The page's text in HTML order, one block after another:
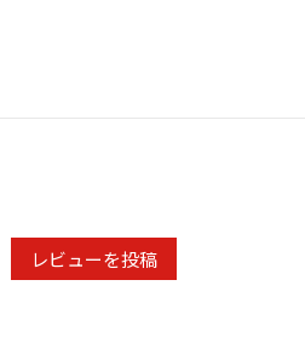
素
レビューを投稿